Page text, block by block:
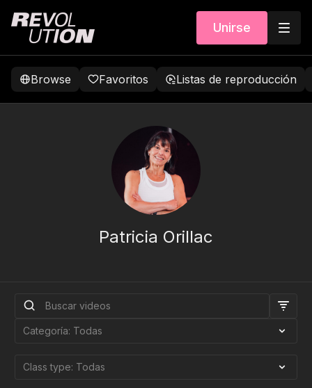
Unirse
Browse Favoritos Listas de reproducción
Patricia Orillac